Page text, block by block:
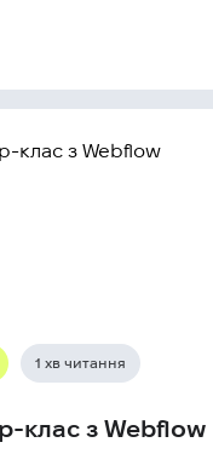
1 хв читання
клас з Webflow